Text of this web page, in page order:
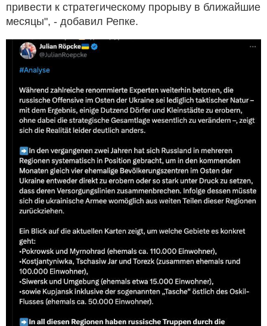
привести к стратегическому прорыву в ближайшие
месяцы", - добавил Репке.